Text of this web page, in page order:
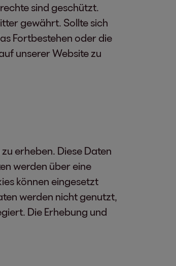
sind geschützt.
gewährt. Sollte sich
Fortbestehen oder die
unserer Website zu
erheben. Diese Daten
werden über eine
können eingesetzt
werden nicht genutzt,
Die Erhebung und